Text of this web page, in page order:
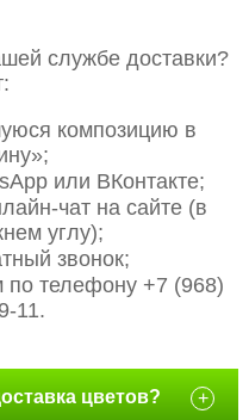
службе доставки?
композицию в
или ВКонтакте;
чат на сайте (в
углу);
звонок;
по телефону +7 (968)
11.
цветов? +